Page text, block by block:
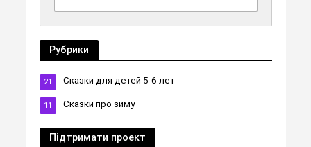
Рубрики
Сказки для детей 5-6 лет
21
Сказки про зиму
11
Підтримати проект